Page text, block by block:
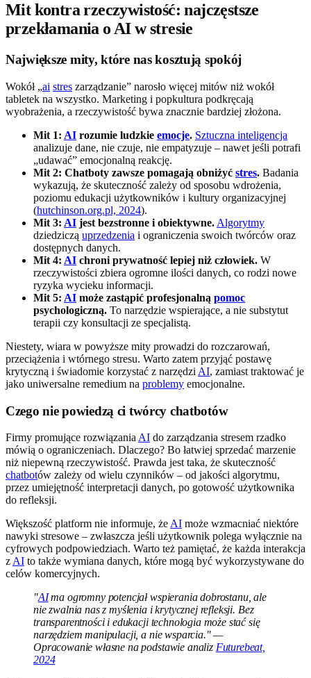
Mit kontra rzeczywistość: najczęstsze
przekłamania o AI w stresie
Największe mity, które nas kosztują spokój
Wokół „ai stres zarządzanie” narosło więcej mitów niż wokół
tabletek na wszystko. Marketing i popkultura podkręcają
wyobrażenia, a rzeczywistość bywa znacznie bardziej złożona.
Mit 1: AI rozumie ludzkie emocje. Sztuczna inteligencja
analizuje dane, nie czuje, nie empatyzuje – nawet jeśli potrafi
„udawać” emocjonalną reakcję.
Mit 2: Chatboty zawsze pomagają obniżyć stres. Badania
wykazują, że skuteczność zależy od sposobu wdrożenia,
poziomu edukacji użytkowników i kultury organizacyjnej
(hutchinson.org.pl, 2024).
Mit 3: AI jest bezstronne i obiektywne. Algorytmy
dziedziczą uprzedzenia i ograniczenia swoich twórców oraz
dostępnych danych.
Mit 4: AI chroni prywatność lepiej niż człowiek. W
rzeczywistości zbiera ogromne ilości danych, co rodzi nowe
ryzyka wycieku informacji.
Mit 5: AI może zastąpić profesjonalną pomoc
psychologiczną. To narzędzie wspierające, a nie substytut
terapii czy konsultacji ze specjalistą.
Niestety, wiara w powyższe mity prowadzi do rozczarowań,
przeciążenia i wtórnego stresu. Warto zatem przyjąć postawę
krytyczną i świadomie korzystać z narzędzi AI, zamiast traktować je
jako uniwersalne remedium na problemy emocjonalne.
Czego nie powiedzą ci twórcy chatbotów
Firmy promujące rozwiązania AI do zarządzania stresem rzadko
mówią o ograniczeniach. Dlaczego? Bo łatwiej sprzedać marzenie
niż niepewną rzeczywistość. Prawda jest taka, że skuteczność
chatbotów zależy od wielu czynników – od jakości algorytmu,
przez umiejętność interpretacji danych, po gotowość użytkownika
do refleksji.
Większość platform nie informuje, że AI może wzmacniać niektóre
nawyki stresowe – zwłaszcza jeśli użytkownik polega wyłącznie na
cyfrowych podpowiedziach. Warto też pamiętać, że każda interakcja
z AI to także wymiana danych, które mogą być wykorzystywane do
celów komercyjnych.
"AIma ogromny potencjał wspierania dobrostanu, ale
nie zwalnia nas z myślenia i krytycznej refleksji. Bez
transparentności i edukacji technologia może stać się
narzędziem manipulacji, a nie wsparcia." —
Opracowanie własne na podstawie analiz Futurebeat,
2024